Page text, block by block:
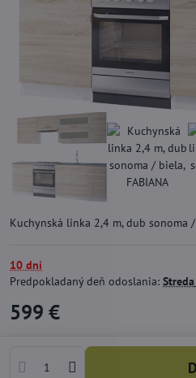
Kuchynská linka 2,4 m, dub sonoma /
10 dní
Predpokladaný deň odoslania: Streda
599 €